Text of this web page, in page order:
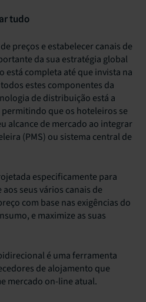
tudo
preços e estabelecer canais de
da sua estratégia global
está completa até que invista na
estes componentes da
de distribuição está a
que os hoteleiros se
alcance de mercado ao integrar
(PMS) ou sistema central de
especificamente para
seus vários canais de
com base nas exigências do
e maximize as suas
é uma ferramenta
de alojamento que
mercado on-line atual.